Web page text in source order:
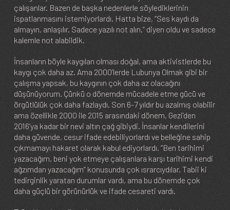
çalışanlar. Bazen de başka nedenlerle söylediklerinin
ispatlanmasını istemiyorlardı. Hatta bize, “Ses kaydı da
almayın, anlaşılır. Sadece yazılı not alın.” diyen oldu ve sadece
kalemle not alabildik.
İnsanların böyle kaygıları olması doğal, ama aktivistlerde bu
kaygı çok daha az. Ama 2000’lerde Lubunya Olmak gibi bir
çalışma yapsak, bu kaygının çok daha az olacağını
düşünüyorum. Çünkü o dönemde mücadele etme gücü ve
örgütlülük çok daha fazlaydı. Son 6-7 yıldır bu azalmış olabilir
ama özellikle 2000 ile 2015 arasındaki dönem, Gezi’den
2016’ya kadar bir nevi altın çağ gibiydi. İnsanlar kendilerini
daha güvende, cesur ifade edebiliyorlardı ve belleğine sahip
çıkmamayı hakaret olarak kabul ediyorlardı. “Ben tarihimi
yazacağım, beni yok etmeye çalışanlara karşı tarihimi kendi
ağzımdan yazacağım” konusunda çok ısrarcıydılar. Tabii ki
tedirginlik yaratan durumlar vardı, ama bu dönemde çok
daha güçlü bir görünürlük ve ifade cesareti vardı.